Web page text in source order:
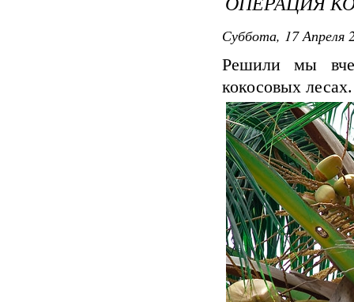
Суббота, 17 Апреля
Решили мы
кокосовых